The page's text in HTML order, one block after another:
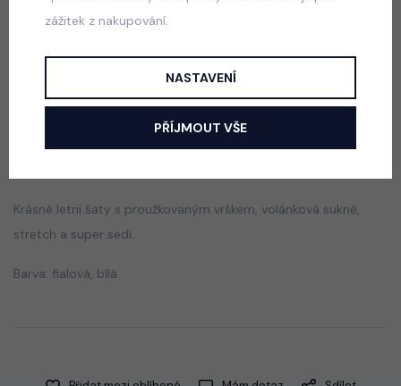
Luxury Smaragd dress - luxusní dívčí šaty
Jak vybrat správnou velikost?
Krásné letní šaty s proužkovaným vrškem, volánková sukně,
stretch a super sedí.
Barva: fialová, bílá
zážitek z nakupování.
NASTAVENÍ
PŘÍJMOUT VŠE